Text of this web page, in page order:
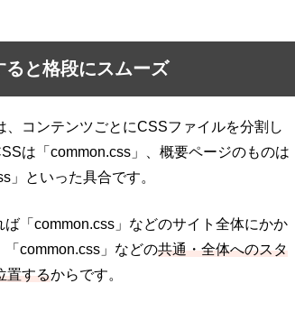
と格段にスムーズ
コンテンツごとにCSSファイルを分割し
は「common.css」、概要ページのものは
」といった具合です。
「common.css」などのサイト全体にかか
common.css」などの共通・全体へのスタ
置するからです。